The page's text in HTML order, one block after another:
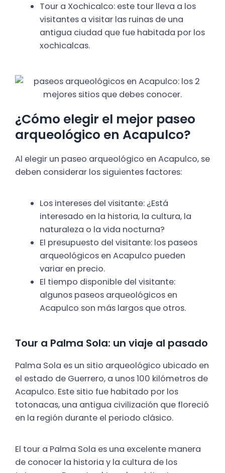
Tour a Xochicalco: este tour lleva a los
visitantes a visitar las ruinas de una
antigua ciudad que fue habitada por los
xochicalcas.
¿Cómo elegir el mejor paseo
arqueológico en Acapulco?
Al elegir un paseo arqueológico en Acapulco, se
deben considerar los siguientes factores:
Los intereses del visitante: ¿Está
interesado en la historia, la cultura, la
naturaleza o la vida nocturna?
El presupuesto del visitante: los paseos
arqueológicos en Acapulco pueden
variar en precio.
El tiempo disponible del visitante:
algunos paseos arqueológicos en
Acapulco son más largos que otros.
Tour a Palma Sola: un viaje al pasado
Palma Sola es un sitio arqueológico ubicado en
el estado de Guerrero, a unos 100 kilómetros de
Acapulco. Este sitio fue habitado por los
totonacas, una antigua civilización que floreció
en la región durante el periodo clásico.
El tour a Palma Sola es una excelente manera
de conocer la historia y la cultura de los